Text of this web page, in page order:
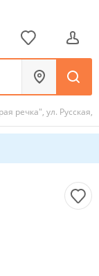
речка", ул. Русская,